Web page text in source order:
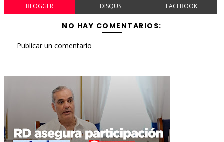
BLOGGER DISQUS FACEBOOK
NO HAY COMENTARIOS:
Publicar un comentario